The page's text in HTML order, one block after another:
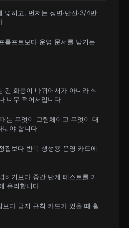
넓히고, 먼저는 정면·반신·3/4만
롬프트보다 운영 문서를 남기는
건 화풍이 바뀌어서가 아니라 식
너무 적어서입니다
는 무엇이 그림체이고 무엇이 대
눠야 합니다
집보다 반복 생성용 운영 카드에
히기보다 중간 단계 테스트를 거
유리합니다
보다 금지 규칙 카드가 있을 때 훨